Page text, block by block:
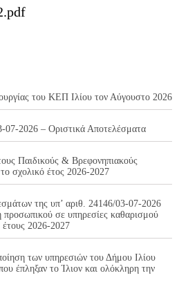
του ΚΕΠ Ιλίου τον Αύγουστο 2026
07-2026 – Οριστικά Αποτελέσματα
Παιδικούς & Βρεφονηπιακούς
σχολικό έτος 2026-2027
της υπ’ αριθ. 24146/03-07-2026
σε υπηρεσίες καθαρισμού
έτους 2026-2027
των υπηρεσιών του Δήμου Ιλίου
έπληξαν το Ίλιον και ολόκληρη την